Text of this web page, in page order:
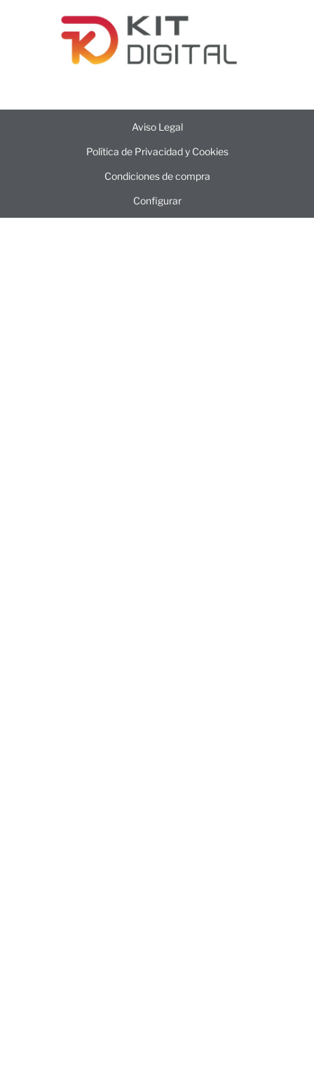
Aviso Legal
Política de Privacidad y Cookies
Condiciones de compra
Configurar